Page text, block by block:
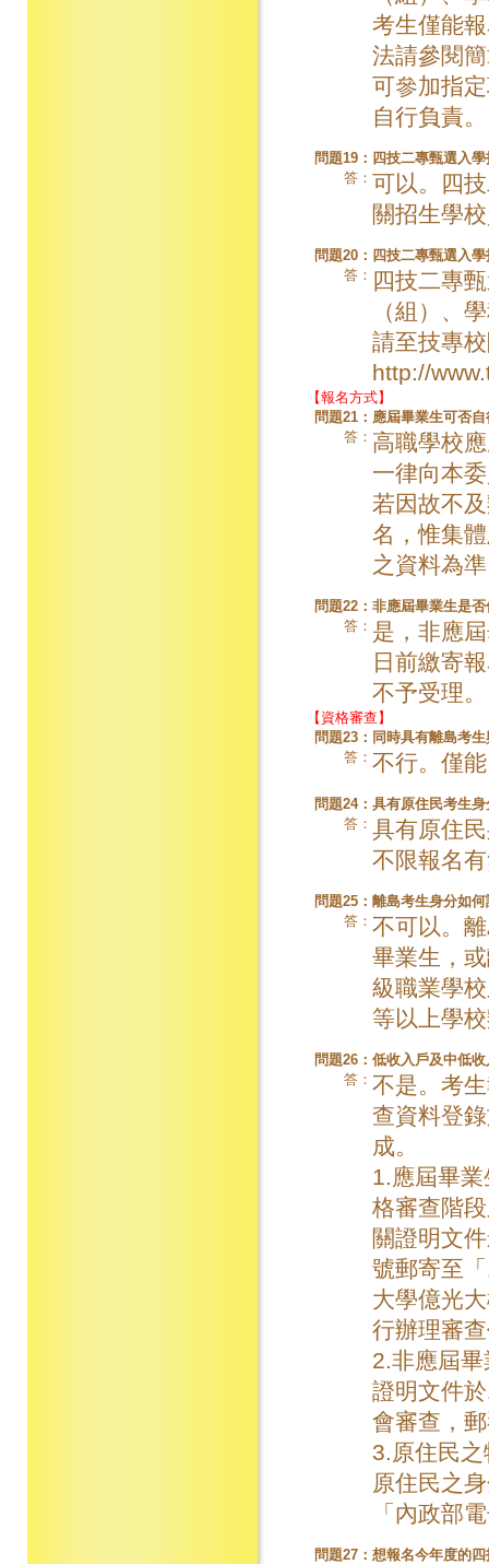
考生僅能
法請參閱
可參加指
自行負責。
問題19： 四技二專甄選入
答： 可以。四
關招生學
問題20： 四技二專甄選入
答： 四技二專
（組）、
請至技專
http://
【報名方式】
問題21： 應屆畢業生可否
答： 高職學校
一律向本
若因故不
名，惟集
之資料為
問題22： 非應屆畢業生是
答： 是，非應
日前繳寄
不予受理。
【資格審查】
問題23： 同時具有離島考
答： 不行。僅
問題24： 具有原住民考生
答： 具有原住
不限報名
問題25： 離島考生身分如
答： 不可以。
畢業生，
級職業學
等以上學
問題26： 低收入戶及中低
答： 不是。考
查資料登
成。
1.應屆畢
格審查階
關證明文
號郵寄至
大學億光
行辦理審
2.非應屆
證明文件
會審查，
3.原住民
原住民之
「內政部
問題27： 想報名今年度的